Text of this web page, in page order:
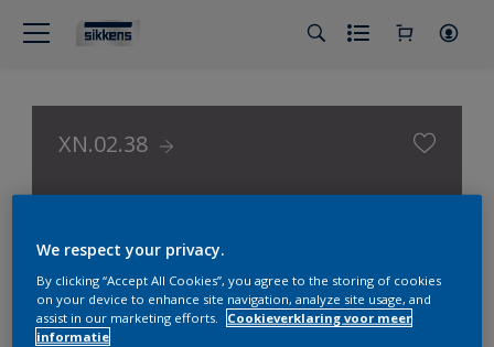
XN.02.38
Color Selection Greys
We respect your privacy.
By clicking “Accept All Cookies”, you agree to the storing of cookies
on your device to enhance site navigation, analyze site usage, and
assist in our marketing efforts.
Cookieverklaring voor meer
informatie